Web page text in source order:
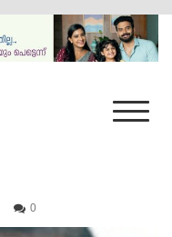
0